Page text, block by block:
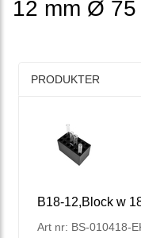
12 mm Ø
PRODUKTER
Art nr: BS-010418-